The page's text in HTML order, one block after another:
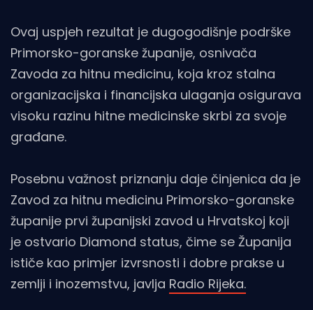
Ovaj uspjeh rezultat je dugogodišnje podrške
Primorsko-goranske županije, osnivača
Zavoda za hitnu medicinu, koja kroz stalna
organizacijska i financijska ulaganja osigurava
visoku razinu hitne medicinske skrbi za svoje
građane.
Posebnu važnost priznanju daje činjenica da je
Zavod za hitnu medicinu Primorsko-goranske
županije prvi županijski zavod u Hrvatskoj koji
je ostvario Diamond status, čime se Županija
ističe kao primjer izvrsnosti i dobre prakse u
zemlji i inozemstvu, javlja Radio Rijeka.